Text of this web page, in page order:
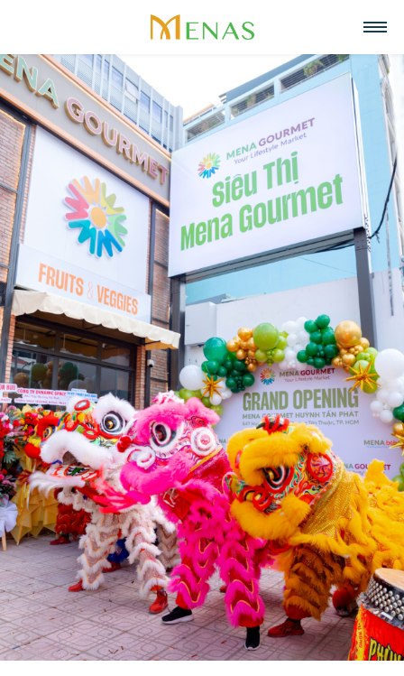
Trang chủ
Về chúng tôi
Về Menas Group
Tầm nhìn, sứ mệnh, giá trị cốt lõi
Menas & Cam Kết ESG
Trách nhiệm xã hội
Giải thưởng
Dự án tiêu biểu
Lĩnh vực hoạt động
Siêu thị
Bán lẻ
Ẩm thực
Mỹ phẩm & Nước hoa
Quản lý tài sản
Khách sạn & Nghỉ dưỡng
Tin tức & Sự kiện
Tuyển dụng
Trở thành đối tác
Liên hệ
Tiếng Việt
English
中文